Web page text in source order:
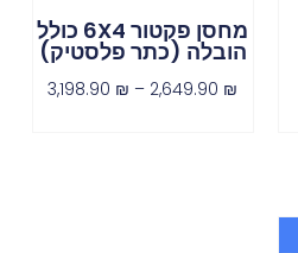
מחסן פקטור 6X4 כולל
הובלה (כתר פלסטיק)
2,649.90 ₪
–
3,198.90 ₪